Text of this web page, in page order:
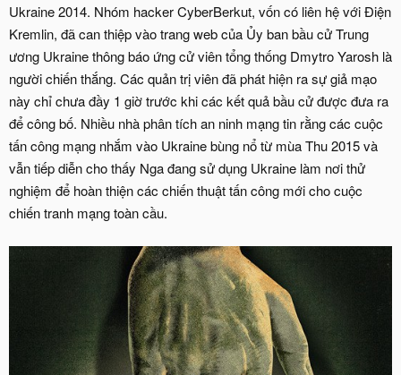
Ukraine 2014. Nhóm hacker CyberBerkut, vốn có liên hệ với Điện
Kremlin, đã can thiệp vào trang web của Ủy ban bầu cử Trung
ương Ukraine thông báo ứng cử viên tổng thống Dmytro Yarosh là
người chiến thắng. Các quản trị viên đã phát hiện ra sự giả mạo
này chỉ chưa đầy 1 giờ trước khi các kết quả bầu cử được đưa ra
để công bố. Nhiều nhà phân tích an ninh mạng tin rằng các cuộc
tấn công mạng nhắm vào Ukraine bùng nổ từ mùa Thu 2015 và
vẫn tiếp diễn cho thấy Nga đang sử dụng Ukraine làm nơi thử
nghiệm để hoàn thiện các chiến thuật tấn công mới cho cuộc
chiến tranh mạng toàn cầu.